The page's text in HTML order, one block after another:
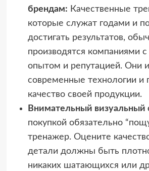
брендам: Качественные
которые служат годами и
достигать результатов,
производятся компаниями
опытом и репутацией. Они
современные технологии и
качество своей продукции.
Внимательный визуальный
покупкой обязательно
тренажер. Оцените
детали должны быть
никаких шатающихся или